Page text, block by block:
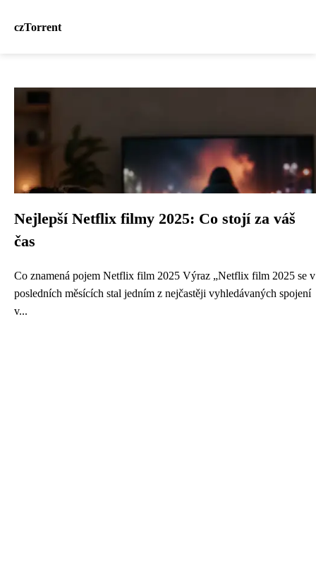
czTorrent
Nejlepší Netflix filmy 2025: Co stojí za váš
čas
Co znamená pojem Netflix film 2025 Výraz „Netflix film 2025 se v
posledních měsících stal jedním z nejčastěji vyhledávaných spojení
v...